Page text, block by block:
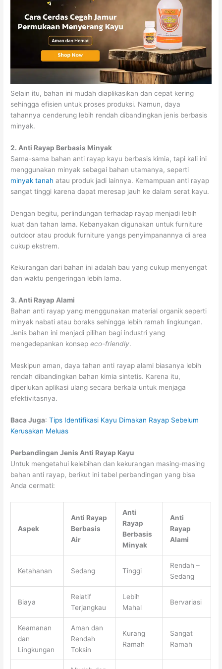
Selain itu, bahan ini mudah diaplikasikan dan cepat kering
sehingga efisien untuk proses produksi. Namun, daya
tahannya cenderung lebih rendah dibandingkan jenis berbasis
minyak.
2. Anti Rayap Berbasis Minyak
Sama-sama bahan anti rayap kayu berbasis kimia, tapi kali ini
menggunakan minyak sebagai bahan utamanya, seperti
minyak tanah atau produk jadi lainnya. Kemampuan anti rayap
sangat tinggi karena dapat meresap jauh ke dalam serat kayu.
Dengan begitu, perlindungan terhadap rayap menjadi lebih
kuat dan tahan lama. Kebanyakan digunakan untuk furniture
outdoor atau produk furniture yangs penyimpanannya di area
cukup ekstrem.
Kekurangan dari bahan ini adalah bau yang cukup menyengat
dan waktu pengeringan lebih lama.
3. Anti Rayap Alami
Bahan anti rayap yang menggunakan material organik seperti
minyak nabati atau boraks sehingga lebih ramah lingkungan.
Jenis bahan ini menjadi pilihan bagi industri yang
mengedepankan konsepeco-friendly.
Meskipun aman, daya tahan anti rayap alami biasanya lebih
rendah dibandingkan bahan kimia sintetis. Karena itu,
diperlukan aplikasi ulang secara berkala untuk menjaga
efektivitasnya.
Baca Juga:Tips Identifikasi Kayu Dimakan Rayap Sebelum
Kerusakan Meluas
Perbandingan Jenis Anti Rayap Kayu
Untuk mengetahui kelebihan dan kekurangan masing-masing
bahan anti rayap, berikut ini tabel perbandingan yang bisa
Anda cermati:
Aspek
Anti Rayap
Berbasis
Air
Anti
Rayap
Berbasis
Minyak
Anti
Rayap
Alami
Ketahanan Sedang Tinggi
Rendah –
Sedang
Biaya
Relatif
Terjangkau
Lebih
Mahal
Bervariasi
Keamanan
dan
Lingkungan
Aman dan
Rendah
Toksin
Kurang
Ramah
Sangat
Ramah